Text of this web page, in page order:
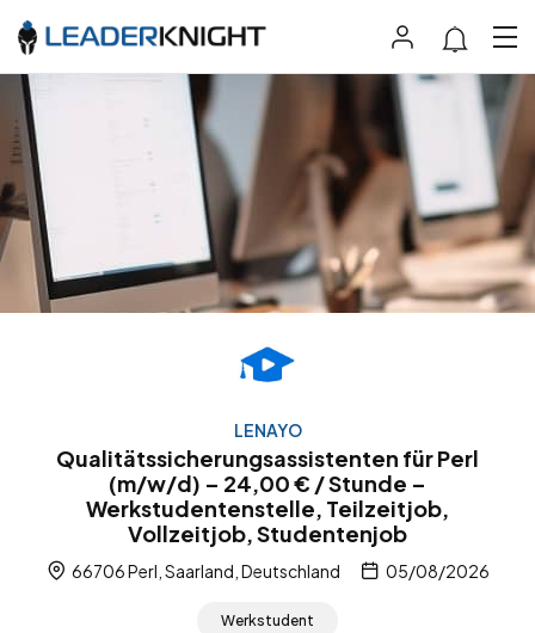
LENAYO
Qualitätssicherungsassistenten für Perl
(m/w/d) – 24,00 € / Stunde –
Werkstudentenstelle, Teilzeitjob,
Vollzeitjob, Studentenjob
66706 Perl, Saarland, Deutschland 05/08/2026
Werkstudent